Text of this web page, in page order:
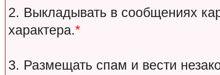
2. Выкладывать в сообщениях
характера.*
3. Размещать спам и вести